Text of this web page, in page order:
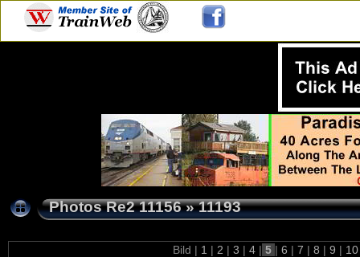
Photos Re2 11156»11193
Bild | 1 | 2 | 3 | 4 | 5 | 6 | 7 | 8 | 9 |